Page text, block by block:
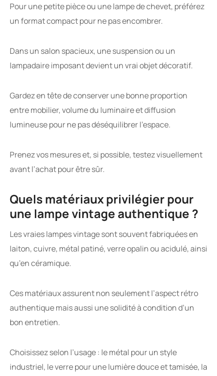
Pour une petite pièce ou une lampe de chevet, préférez
un format compact pour ne pas encombrer.
Dans un salon spacieux, une suspension ou un
lampadaire imposant devient un vrai objet décoratif.
Gardez en tête de conserver une bonne proportion
entre mobilier, volume du luminaire et diffusion
lumineuse pour ne pas déséquilibrer l’espace.
Prenez vos mesures et, si possible, testez visuellement
avant l’achat pour être sûr.
Quels matériaux privilégier pour
une lampe vintage authentique ?
Les vraies lampes vintage sont souvent fabriquées en
laiton, cuivre, métal patiné, verre opalin ou acidulé, ainsi
qu’en céramique.
Ces matériaux assurent non seulement l’aspect rétro
authentique mais aussi une solidité à condition d’un
bon entretien.
Choisissez selon l’usage : le métal pour un style
industriel, le verre pour une lumière douce et tamisée, la